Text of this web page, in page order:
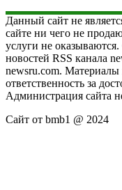
Данный сайт не
сайте ни чего не
услуги не
новостей RSS канала
newsru.com. Материалы
ответственность за
Администрация сайта
Сайт от bmb1 @ 2024